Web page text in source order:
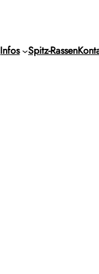
Infos Spitz-Rassen